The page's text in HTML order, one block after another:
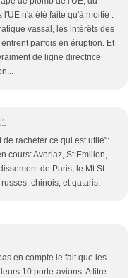
l'UE n'a été faite qu'à moitié :
vassal, les intérêts des
parfois en éruption. Et
de ligne directrice
de racheter ce qui est utile":
cours: Avoriaz, St Emilion,
de Paris, le Mt St
chinois, et qataris.
en compte le fait que les
10 porte-avions. A titre